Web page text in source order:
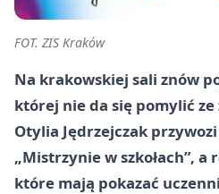
FOT. ZIS Kraków
Na krakowskiej sali znów
której nie da się pomylić ze
Otylia Jędrzejczak
„Mistrzynie w szkołach”,
które mają pokazać